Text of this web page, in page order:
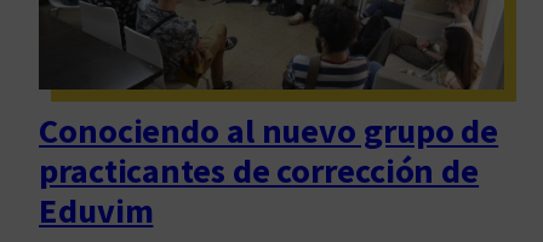
p
a
r
a
c
e
l
e
Conociendo al nuevo grupo de
practicantes de corrección de
Eduvim